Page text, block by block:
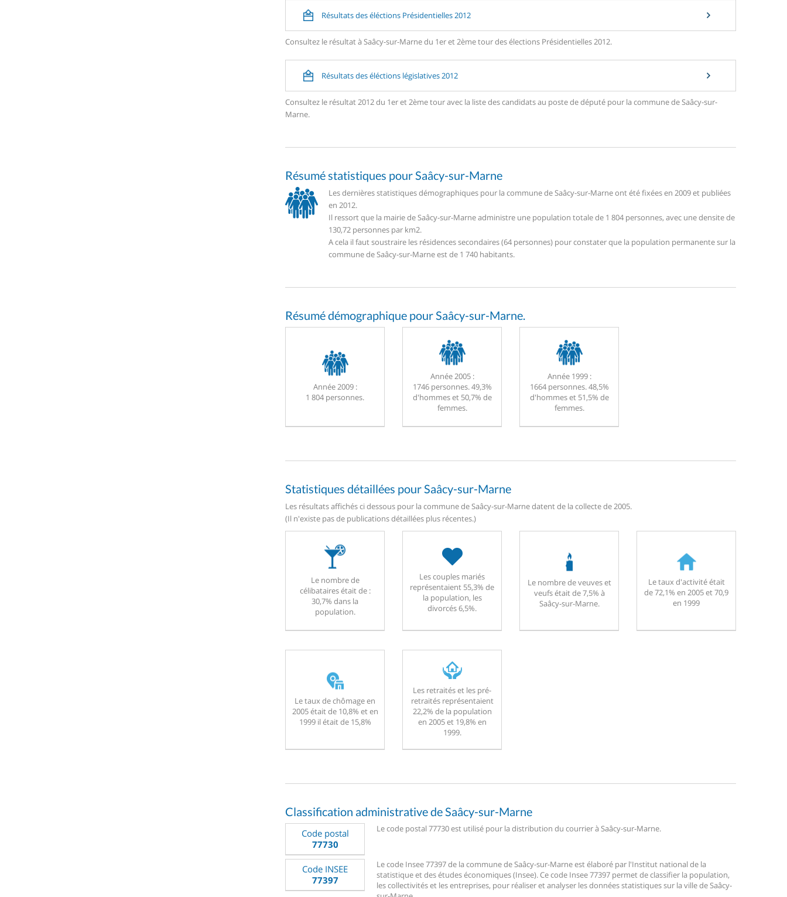
Résultats des éléctions Présidentielles 2012
Consultez le résultat à Saâcy-sur-Marne du 1er et 2ème tour des élections Présidentielles 2012.
Résultats des éléctions législatives 2012
Consultez le résultat 2012 du 1er et 2ème tour avec la liste des candidats au poste de député pour la commune de Saâcy-sur-
Marne.
Résumé statistiques pour Saâcy-sur-Marne
Les dernières statistiques démographiques pour la commune de Saâcy-sur-Marne ont été fixées en 2009 et publiées
en 2012.
Il ressort que la mairie de Saâcy-sur-Marne administre une population totale de 1 804 personnes, avec une densite de
130,72 personnes par km2.
A cela il faut soustraire les résidences secondaires (64 personnes) pour constater que la population permanente sur la
commune de Saâcy-sur-Marne est de 1 740 habitants.
Résumé démographique pour Saâcy-sur-Marne.
Année 2009 :
1 804 personnes.
Année 2005 :
1746 personnes. 49,3%
d'hommes et 50,7% de
femmes.
Année 1999 :
1664 personnes. 48,5%
d'hommes et 51,5% de
femmes.
Statistiques détaillées pour Saâcy-sur-Marne
Les résultats affichés ci dessous pour la commune de Saâcy-sur-Marne datent de la collecte de 2005.
(Il n'existe pas de publications détaillées plus récentes.)
Le nombre de
célibataires était de :
30,7% dans la
population.
Les couples mariés
représentaient 55,3% de
la population, les
divorcés 6,5%.
Le nombre de veuves et
veufs était de 7,5% à
Saâcy-sur-Marne.
Le taux d'activité était
de 72,1% en 2005 et 70,9
en 1999
Le taux de chômage en
2005 était de 10,8% et en
1999 il était de 15,8%
Les retraités et les pré-
retraités représentaient
22,2% de la population
en 2005 et 19,8% en
1999.
Classification administrative de Saâcy-sur-Marne
Code postal
77730
Le code postal 77730 est utilisé pour la distribution du courrier à Saâcy-sur-Marne.
Code INSEE
77397
Le code Insee 77397 de la commune de Saâcy-sur-Marne est élaboré par l'Institut national de la
statistique et des études économiques (Insee). Ce code Insee 77397 permet de classifier la population,
les collectivités et les entreprises, pour réaliser et analyser les données statistiques sur la ville de Saâcy-